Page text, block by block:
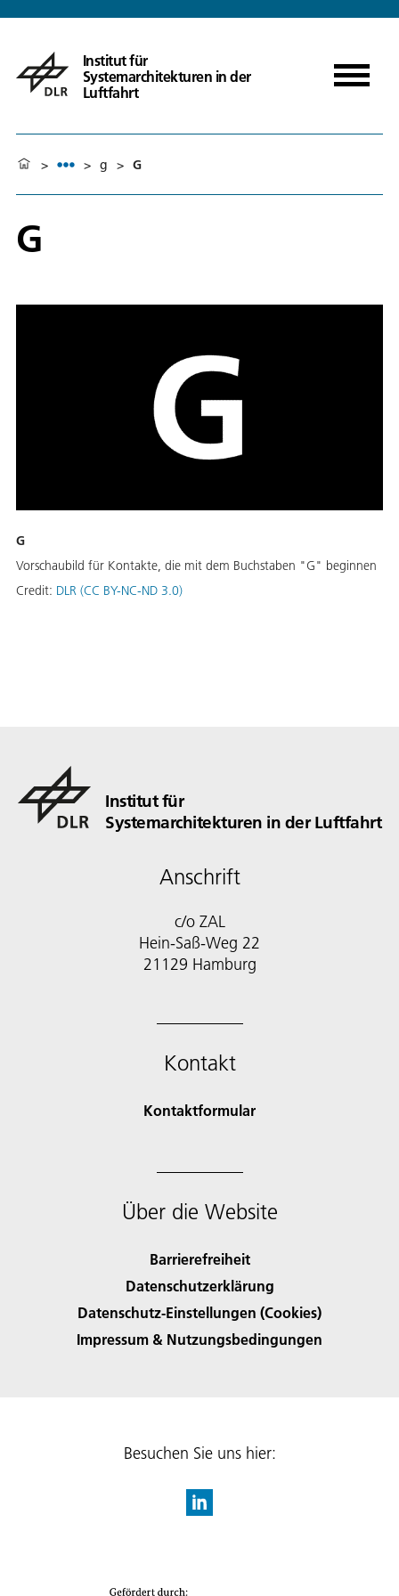
Institut für
Systemarchitekturen in der
Luftfahrt
> > g > G
G
G
Vorschaubild für Kontakte, die mit dem Buchstaben "G" beginnen
Credit: DLR (CC BY-NC-ND 3.0)
Institut für
Systemarchitekturen in der Luftfahrt
Anschrift
c/o ZAL
Hein-Saß-Weg 22
21129 Hamburg
Kontakt
Kontaktformular
Über die Website
Barrierefreiheit
Datenschutzerklärung
Datenschutz-Einstellungen (Cookies)
Impressum & Nutzungsbedingungen
Besuchen Sie uns hier: